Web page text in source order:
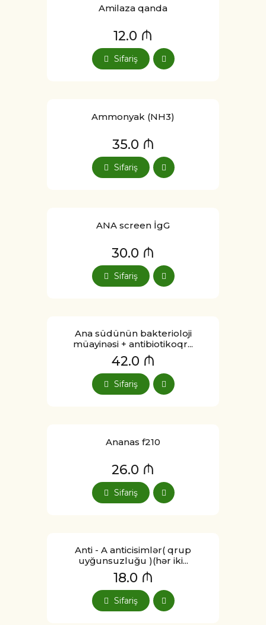
Amilaza qanda
12.0 ₼
Sifariş
Ammonyak (NH3)
35.0 ₼
Sifariş
ANA screen İgG
30.0 ₼
Sifariş
Ana südünün bakterioloji
müayinəsi + antibiotikoqr...
42.0 ₼
Sifariş
Ananas f210
26.0 ₼
Sifariş
Anti - A anticisimlər( qrup
uyğunsuzluğu )(hər iki...
18.0 ₼
Sifariş